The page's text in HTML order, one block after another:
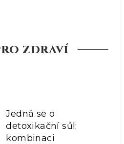
zdraví
Jedná se o
detoxikační sůl;
kombinaci